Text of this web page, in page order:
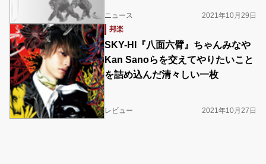
ニュース
2021年10月29日
邦楽
SKY-HI『八面六臂』ちゃんみなや
Kan Sanoらを交えてやりたいこと
を詰め込んだ清々しい一枚
レビュー 2021年10月27日